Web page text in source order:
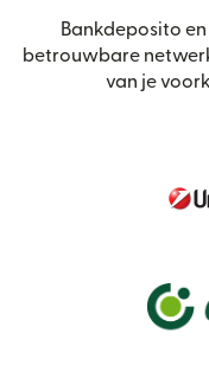
Bankdeposito
betrouwbare
van je